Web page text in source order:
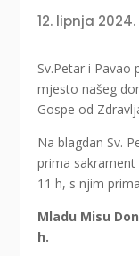
12. lipnja 2024.
Sv.Petar i
mjesto našeg
Gospe od
Na blagdan Sv.
prima
11 h, s njim
Mladu Misu
h.